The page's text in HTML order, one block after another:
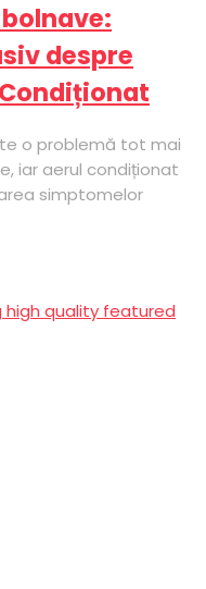
despre
o problemă tot mai
iar aerul condiționat
simptomelor